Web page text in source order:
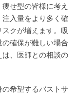
せ型の皆様に考え
入量をより多く確
クが増えます。吸
確保が難しい場合
は、医師との相談の
希望するバストサ